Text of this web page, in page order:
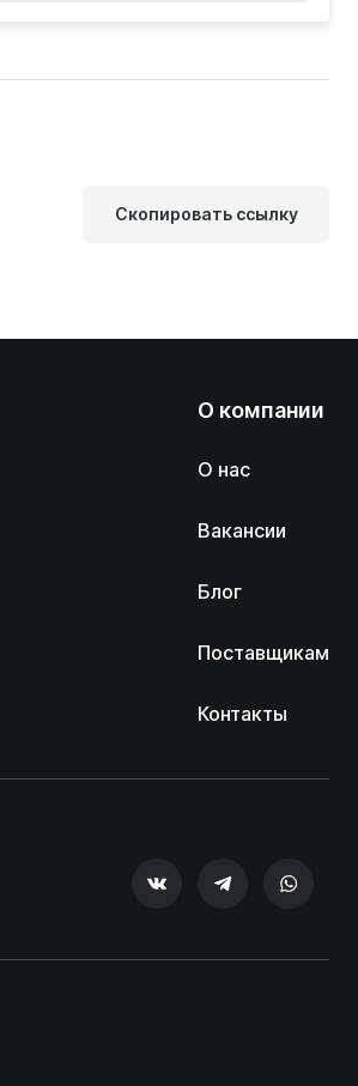
Скопировать ссылку
О компании
О нас
Вакансии
Блог
Поставщикам
Контакты